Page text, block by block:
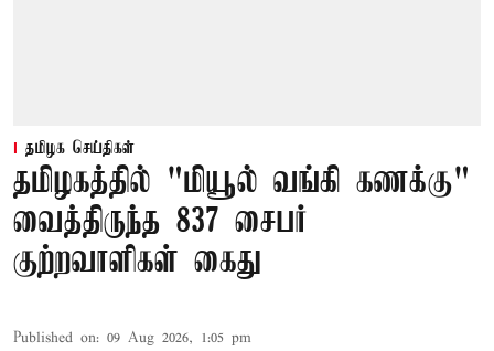
தமிழக செய்திகள்
தமிழகத்தில் "மியூல் வங்கி கணக்கு"
வைத்திருந்த 837 சைபர்
குற்றவாளிகள் கைது
Published on: 09 Aug 2026, 1:05 pm